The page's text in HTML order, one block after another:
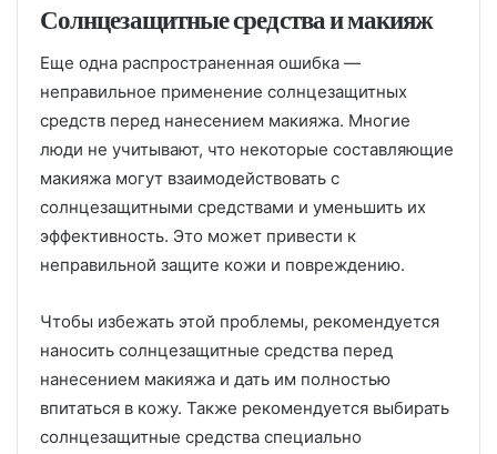
Солнцезащитные средства и макияж
Еще одна распространенная ошибка —
неправильное применение солнцезащитных
средств перед нанесением макияжа. Многие
люди не учитывают, что некоторые составляющие
макияжа могут взаимодействовать с
солнцезащитными средствами и уменьшить их
эффективность. Это может привести к
неправильной защите кожи и повреждению.
Чтобы избежать этой проблемы, рекомендуется
наносить солнцезащитные средства перед
нанесением макияжа и дать им полностью
впитаться в кожу. Также рекомендуется выбирать
солнцезащитные средства специально